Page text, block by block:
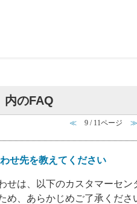
内のFAQ
≪ 9 / 11ページ ≫
せ先を教えてください
せは、以下のカスタマーセ
め、あらかじめご了承くださ